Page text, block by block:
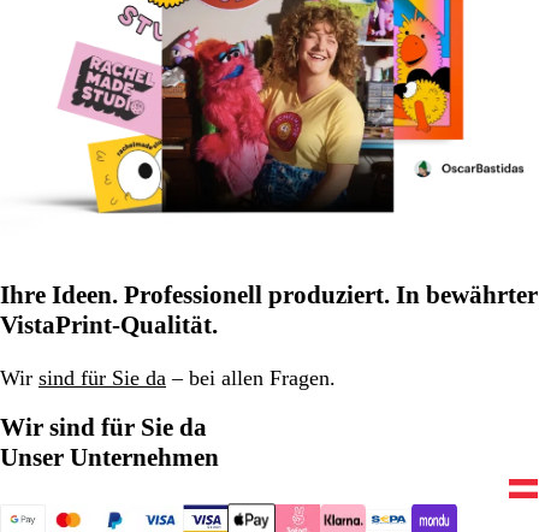
Ihre Ideen. Professionell produziert. In bewährter
VistaPrint-Qualität.
Wir sind für Sie da – bei allen Fragen.
Wir sind für Sie da
Unser Unternehmen